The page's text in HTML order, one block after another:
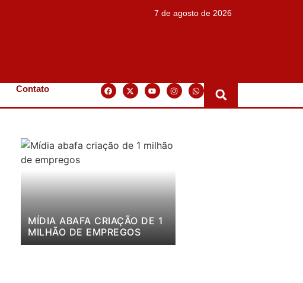
7 de agosto de 2026
Contato
MÍDIA ABAFA CRIAÇÃO DE 1
MILHÃO DE EMPREGOS